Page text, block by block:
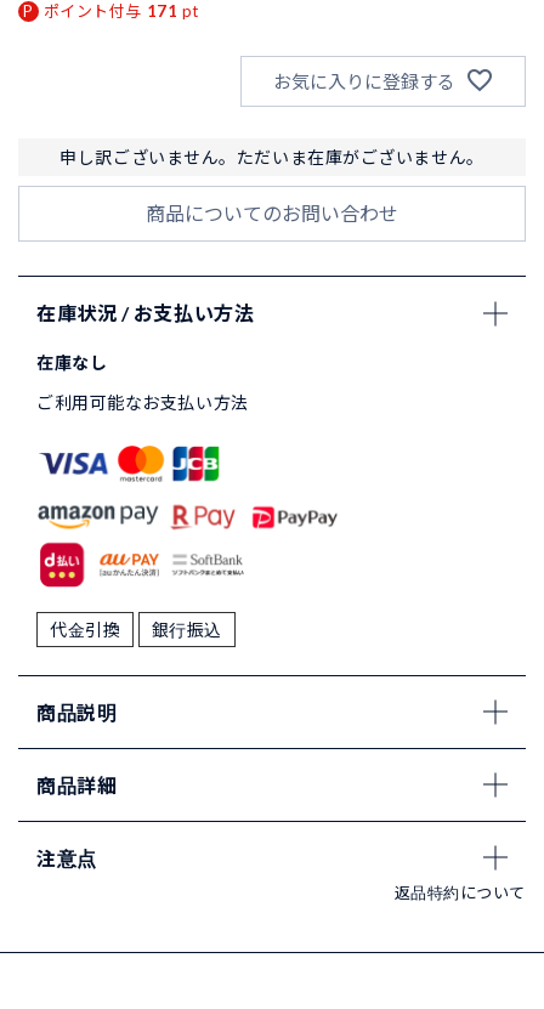
ポイント付与 171 pt
お気に入りに登録する
申し訳ございません。ただいま在庫がございません。
商品についてのお問い合わせ
在庫状況 / お支払い方法
在庫なし
ご利用可能なお支払い方法
代金引換 銀行振込
商品説明
商品詳細
注意点
返品特約について